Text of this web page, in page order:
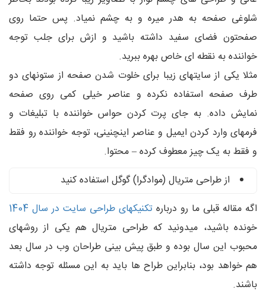
شلوغی صفحه به هدر میره و به چشم نمیاد. پس حتما روی
صفحتون فضای سفید داشته باشید و ازش برای جلب توجه
خواننده به نقطه ای خاص بهره ببرید.
مثلا یکی از سایتهای زیبا برای خلوت شدن صفحه از ستونهای دو
طرف صفحه استفاده نکرده و عناصر خیلی کمی روی صفحه
نمایش داده. به جای پرت کردن حواس خواننده با تبلیغات و
فرمهای وارد کردن ایمیل و عناصر اینچنینی، توجه خواننده رو فقط
و فقط به یک چیز معطوف کرده – محتوا.
از طراحی متریال (موادگرا) گوگل استفاده کنید
اگه مقاله قبلی ما رو درباره تکنیکهای طراحی سایت در سال 1404
خونده باشید، میدونید که طراحی متریال هم یکی از روشهای
محبوب این سال بوده و طبق پیش بینی طراحان وب در سال بعد
هم خواهد بود، بنابراین طراح ها باید به این مسئله توجه داشته
باشند.